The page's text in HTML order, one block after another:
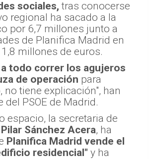
ha sentenciado el
sociales,tras conocerse
regional ha sacado a la
por 6,7 millones junto a
de Planifica Madrid en
millones de euros.
todo correr los agujeros
de operaciónpara
no tiene explicación", han
del PSOE de Madrid.
espacio, la secretaria de
Pilar Sánchez Acera, ha
Planifica Madrid vende el